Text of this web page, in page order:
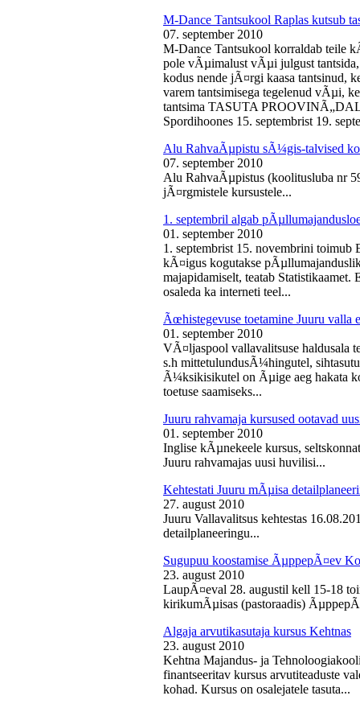
M-Dance Tantsukool Raplas kutsub
07. september 2010
M-Dance Tantsukool korraldab teile
pole vÃµimalust vÃµi julgust
kodus nende jÃ¤rgi kaasa tantsinud,
varem tantsimisega tegelenud vÃµi,
tantsima TASUTA
Spordihoones 15. septembrist 19.
Alu RahvaÃµpistu sÃ¼gis-talvised
07. september 2010
Alu RahvaÃµpistus (koolitusluba nr
jÃ¤rgmistele kursustele...
1. septembril algab
01. september 2010
1. septembrist 15. novembrini toimub
kÃ¤igus kogutakse
majapidamiselt, teatab Statistikaamet.
osaleda ka interneti teel...
Ãœhistegevuse toetamine Juuru valla
01. september 2010
VÃ¤ljaspool vallavalitsuse haldusala
s.h mittetulundusÃ¼hingutel,
Ã¼ksikisikutel on Ãµige aeg hakata
toetuse saamiseks...
Juuru rahvamaja kursused ootavad
01. september 2010
Inglise kÃµnekeele kursus,
Juuru rahvamajas uusi huvilisi...
Kehtestati Juuru mÃµisa
27. august 2010
Juuru Vallavalitsus kehtestas
detailplaneeringu...
Sugupuu koostamise ÃµppepÃ¤ev
23. august 2010
LaupÃ¤eval 28. augustil kell 15-18
kirikumÃµisas (pastoraadis)
Algaja arvutikasutaja kursus Kehtnas
23. august 2010
Kehtna Majandus- ja
finantseeritav kursus arvutiteaduste
kohad. Kursus on osalejatele tasuta...